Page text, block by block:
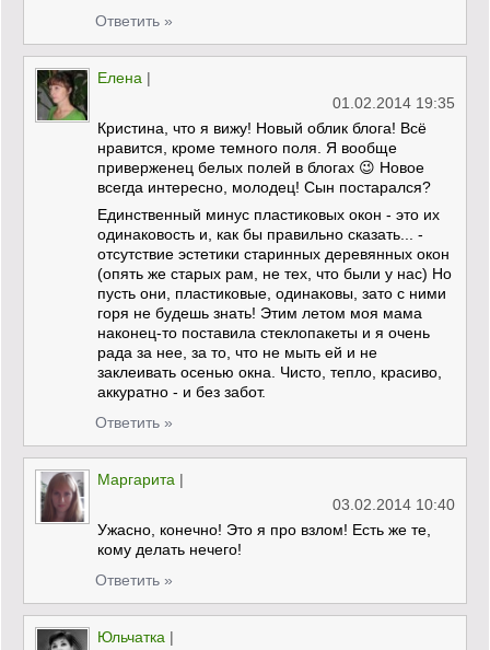
Ответить »
Елена |
01.02.2014 19:35
Кристина, что я вижу! Новый облик блога! Всё
нравится, кроме темного поля. Я вообще
приверженец белых полей в блогах 😉 Новое
всегда интересно, молодец! Сын постарался?
Единственный минус пластиковых окон - это их
одинаковость и, как бы правильно сказать... -
отсутствие эстетики старинных деревянных окон
(опять же старых рам, не тех, что были у нас) Но
пусть они, пластиковые, одинаковы, зато с ними
горя не будешь знать! Этим летом моя мама
наконец-то поставила стеклопакеты и я очень
рада за нее, за то, что не мыть ей и не
заклеивать осенью окна. Чисто, тепло, красиво,
аккуратно - и без забот.
Ответить »
Маргарита |
03.02.2014 10:40
Ужасно, конечно! Это я про взлом! Есть же те,
кому делать нечего!
Ответить »
Юльчатка |